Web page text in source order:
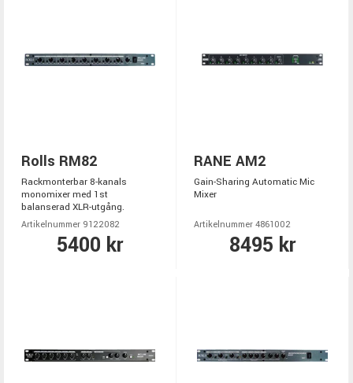
Rolls RM82
Rackmonterbar 8-kanals
monomixer med 1st
balanserad XLR-utgång.
Artikelnummer 9122082
5400 kr
RANE AM2
Gain-Sharing Automatic Mic
Mixer
Artikelnummer 4861002
8495 kr